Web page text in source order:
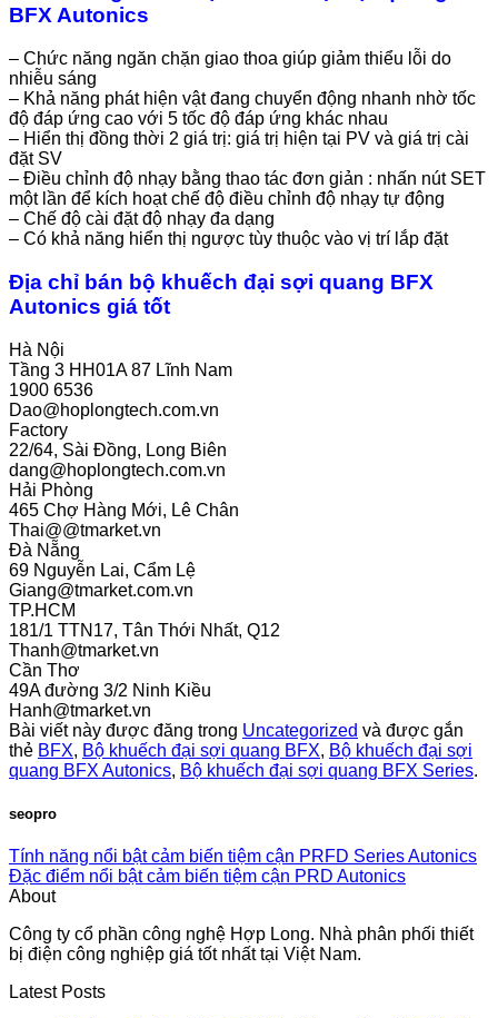
BFX Autonics
– Chức năng ngăn chặn giao thoa giúp giảm thiểu lỗi do
nhiễu sáng
– Khả năng phát hiện vật đang chuyển động nhanh nhờ tốc
độ đáp ứng cao với 5 tốc độ đáp ứng khác nhau
– Hiển thị đồng thời 2 giá trị: giá trị hiện tại PV và giá trị cài
đặt SV
– Điều chỉnh độ nhạy bằng thao tác đơn giản : nhấn nút SET
một lần để kích hoạt chế độ điều chỉnh độ nhạy tự động
– Chế độ cài đặt độ nhạy đa dạng
– Có khả năng hiển thị ngược tùy thuộc vào vị trí lắp đặt
Địa chỉ bán bộ khuếch đại sợi quang BFX
Autonics giá tốt
Hà Nội
Tầng 3 HH01A 87 Lĩnh Nam
1900 6536
Dao@hoplongtech.com.vn
Factory
22/64, Sài Đồng, Long Biên
dang@hoplongtech.com.vn
Hải Phòng
465 Chợ Hàng Mới, Lê Chân
Thai@@tmarket.vn
Đà Nẵng
69 Nguyễn Lai, Cẩm Lệ
Giang@tmarket.com.vn
TP.HCM
181/1 TTN17, Tân Thới Nhất, Q12
Thanh@tmarket.vn
Cần Thơ
49A đường 3/2 Ninh Kiều
Hanh@tmarket.vn
Bài viết này được đăng trong Uncategorized và được gắn
thẻ BFX, Bộ khuếch đại sợi quang BFX, Bộ khuếch đại sợi
quang BFX Autonics, Bộ khuếch đại sợi quang BFX Series.
seopro
Tính năng nổi bật cảm biến tiệm cận PRFD Series Autonics
Đặc điểm nổi bật cảm biến tiệm cận PRD Autonics
About
Công ty cổ phần công nghệ Hợp Long. Nhà phân phối thiết
bị điện công nghiệp giá tốt nhất tại Việt Nam.
Latest Posts